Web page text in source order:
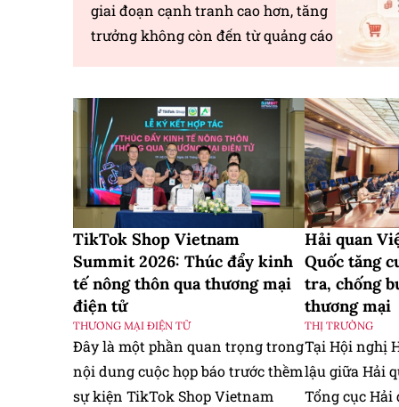
giai đoạn cạnh tranh cao hơn, tăng
trưởng không còn đến từ quảng cáo
liền mạch từ bán hàng, giao nhận
đến chăm sóc khách hàng đang trở
thành yếu tố quyết định hiệu
TikTok Shop Vietnam
Summit 2026: Thúc đẩy kinh
tế nông thôn qua thương mại
điện tử
THƯƠNG MẠI ĐIỆN TỬ
Đây là một phần quan trọng trong
nội dung cuộc họp báo trước thềm
sự kiện TikTok Shop Vietnam
Hải quan
Quốc tăng
tra, chống
thương mại
THỊ TRƯỜNG
Tại Hội nghị
lậu giữa Hải
Tổng cục Hải